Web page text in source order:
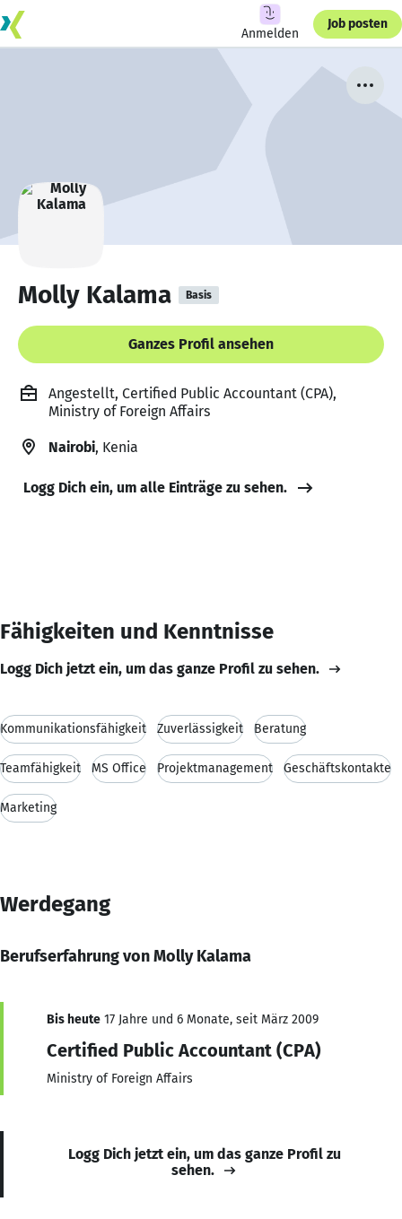
Anmelden
Job posten
Molly Kalama Basis
Ganzes Profil ansehen
Angestellt, Certified Public Accountant (CPA),
Ministry of Foreign Affairs
Nairobi, Kenia
Logg Dich ein, um alle Einträge zu sehen.
Fähigkeiten und Kenntnisse
Logg Dich jetzt ein, um das ganze Profil zu sehen.
Kommunikationsfähigkeit Zuverlässigkeit Beratung
Teamfähigkeit MS Office Projektmanagement Geschäftskontakte
Marketing
Werdegang
Berufserfahrung von Molly Kalama
Bis heute 17 Jahre und 6 Monate, seit März 2009
Certified Public Accountant (CPA)
Ministry of Foreign Affairs
Logg Dich jetzt ein, um das ganze Profil zu
sehen.